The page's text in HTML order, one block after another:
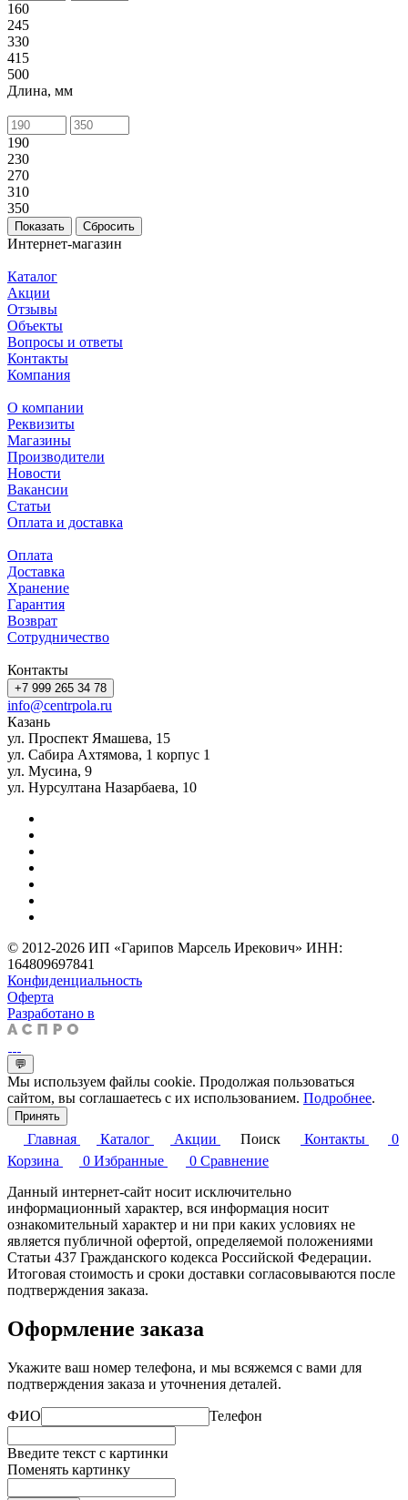
160
245
330
415
500
Длина, мм
190
230
270
310
350
Сбросить
Интернет-магазин
Каталог
Акции
Отзывы
Объекты
Вопросы и ответы
Контакты
Компания
О компании
Реквизиты
Магазины
Производители
Новости
Вакансии
Статьи
Оплата и доставка
Оплата
Доставка
Хранение
Гарантия
Возврат
Сотрудничество
Контакты
+7 999 265 34 78
info@centrpola.ru
Казань
ул. Проспект Ямашева, 15
ул. Сабира Ахтямова, 1 корпус 1
ул. Мусина, 9
ул. Нурсултана Назарбаева, 10
© 2012-2026 ИП «Гарипов Марсель Ирекович» ИНН:
164809697841
Конфиденциальность
Оферта
Разработано в
💬
Мы используем файлы cookie. Продолжая пользоваться
сайтом, вы соглашаетесь с их использованием. Подробнее.
Принять
Главная Каталог Акции Поиск Контакты
0
Корзина
0 Избранные 0 Сравнение
Данный интернет-сайт носит исключительно
информационный характер, вся информация носит
ознакомительный характер и ни при каких условиях не
является публичной офертой, определяемой положениями
Статьи 437 Гражданского кодекса Российской Федерации.
Итоговая стоимость и сроки доставки согласовываются после
подтверждения заказа.
Оформление заказа
Укажите ваш номер телефона, и мы всяжемся с вами для
подтверждения заказа и уточнения деталей.
ФИО Телефон
Введите текст с картинки
Поменять картинку